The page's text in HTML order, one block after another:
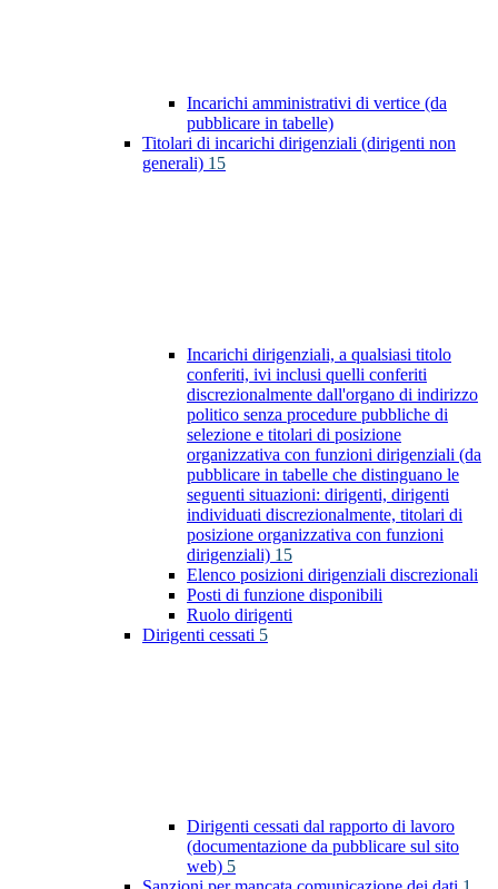
Incarichi amministrativi di vertice (da
pubblicare in tabelle)
Titolari di incarichi dirigenziali (dirigenti non
generali) 15
Incarichi dirigenziali, a qualsiasi titolo
conferiti, ivi inclusi quelli conferiti
discrezionalmente dall'organo di indirizzo
politico senza procedure pubbliche di
selezione e titolari di posizione
organizzativa con funzioni dirigenziali (da
pubblicare in tabelle che distinguano le
seguenti situazioni: dirigenti, dirigenti
individuati discrezionalmente, titolari di
posizione organizzativa con funzioni
dirigenziali) 15
Elenco posizioni dirigenziali discrezionali
Posti di funzione disponibili
Ruolo dirigenti
Dirigenti cessati 5
Dirigenti cessati dal rapporto di lavoro
(documentazione da pubblicare sul sito
web) 5